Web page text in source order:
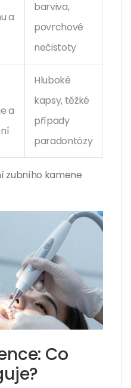
zubního kamene
a
barviva,
povrchové
nečistoty
a
Hluboké
kapsy, těžké
případy
paradontózy
Co